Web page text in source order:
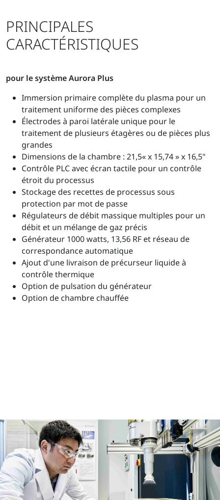
PRINCIPALES
CARACTÉRISTIQUES
pour le système Aurora Plus
Immersion primaire complète du plasma pour un
traitement uniforme des pièces complexes
Électrodes à paroi latérale unique pour le
traitement de plusieurs étagères ou de pièces plus
grandes
Dimensions de la chambre : 21,5« x 15,74 » x 16,5"
Contrôle PLC avec écran tactile pour un contrôle
étroit du processus
Stockage des recettes de processus sous
protection par mot de passe
Régulateurs de débit massique multiples pour un
débit et un mélange de gaz précis
Générateur 1000 watts, 13,56 RF et réseau de
correspondance automatique
Ajout d'une livraison de précurseur liquide à
contrôle thermique
Option de pulsation du générateur
Option de chambre chauffée